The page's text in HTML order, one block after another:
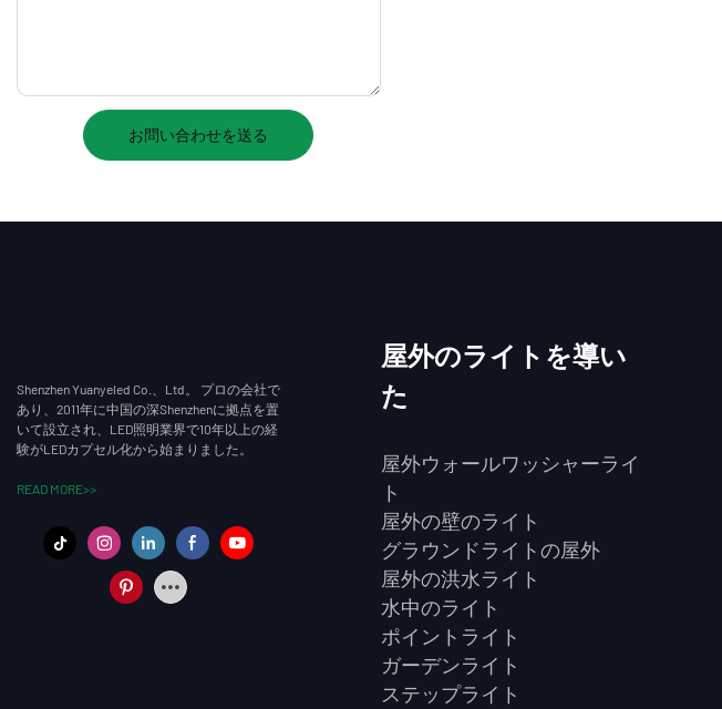
お問い合わせを送る
を備えたこのトランスミッターは、シームレ
Shenzhen Yuanyeled Co.、Ltd。 プロの会社で
あり、2011年に中国の深Shenzhenに拠点を置
いて設立され、LED照明業界で10年以上の経
験がLEDカプセル化から始まりました。
READ MORE>>
屋外のライトを導い
た
屋外ウォールワッシャーライ
ト
屋外の壁のライト
グラウンドライトの屋外
屋外の洪水ライト
水中のライト
ポイントライト
ガーデンライト
ステップライト